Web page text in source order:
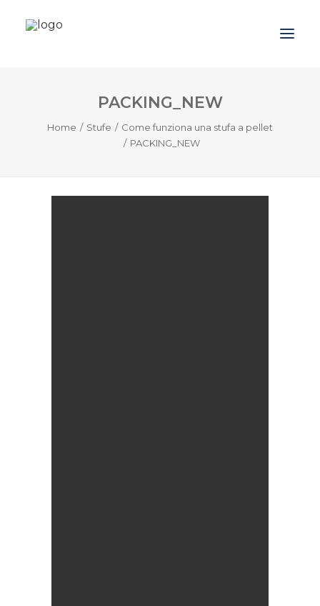
Prodotti
PACKING_NEW
Home Stufe
Come funziona una stufa a pellet
PACKING_NEW